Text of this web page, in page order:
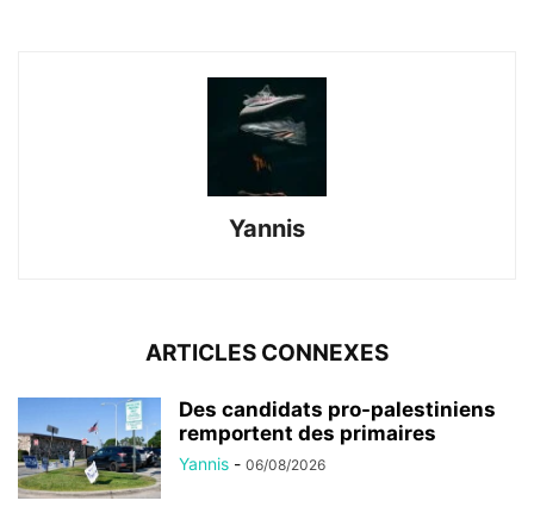
Yannis
ARTICLES CONNEXES
Des candidats pro-palestiniens
remportent des primaires
Yannis - 06/08/2026